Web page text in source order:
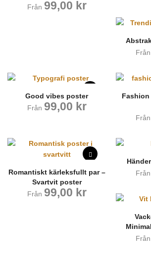
Från 99,00 kr
Från
Good vibes poster
Från 99,00 kr
Från
Romantiskt kärleksfullt par –
Svartvit poster
Från 99,00 kr
Från
Från